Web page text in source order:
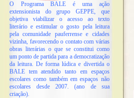
O Programa BALE é uma ação
extensionista do grupo GEPPE, que
objetiva viabilizar o acesso ao texto
literário e estimular o gosto pela leitura
pela comunidade pauferrense e cidades
vizinha, favorecendo o contato com várias
obras literárias o que se constitui como
um ponto de partida para a democratização
da leitura. De forma lúdica e divertida o
BALE tem atendido tanto em espaços
escolares como também em espaços não
escolares desde 2007. (ano de sua
criação).